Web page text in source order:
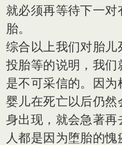
就必须再等待下一对
胎。
综合以上我们对胎
投胎等的说明，我
是不可采信的。因
婴儿在死亡以后仍然
身出现，就会急著
人都是因为堕胎的